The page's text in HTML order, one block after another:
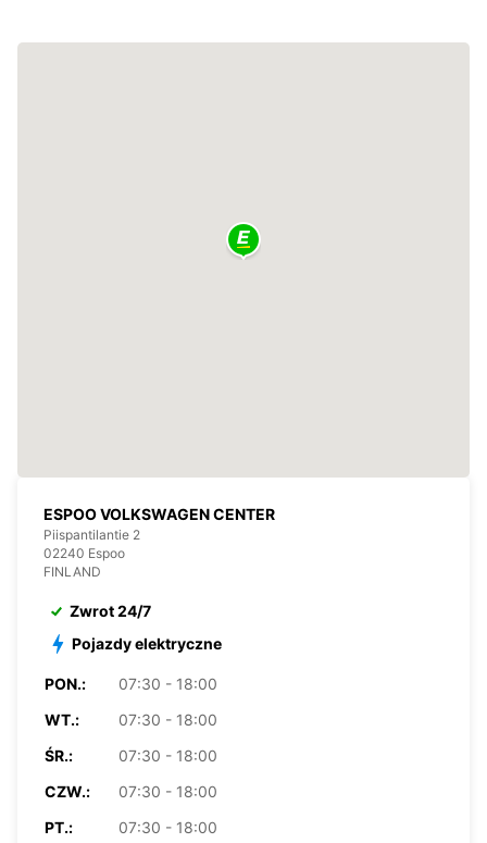
ESPOO VOLKSWAGEN CENTER
Piispantilantie 2
02240 Espoo
FINLAND
Zwrot 24/7
Pojazdy elektryczne
PON.:
07:30 - 18:00
WT.:
07:30 - 18:00
ŚR.:
07:30 - 18:00
CZW.:
07:30 - 18:00
PT.:
07:30 - 18:00